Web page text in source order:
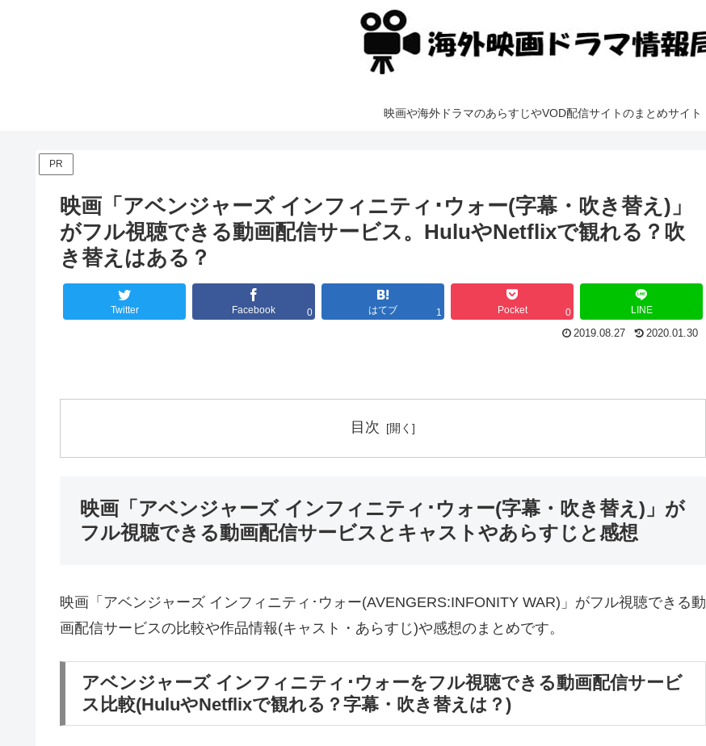
映画や海外ドラマのあらすじやVOD配信サイトのまとめサイト
PR
映画「アベンジャーズ インフィニティ･ウォー(字幕・吹き替え)」
がフル視聴できる動画配信サービス。HuluやNetflixで観れる？吹
き替えはある？
Twitter Facebook 0 はてブ 1 Pocket 0 LINE
2019.08.27 2020.01.30
目次
映画「アベンジャーズ インフィニティ･ウォー(字幕・吹き替え)」が
フル視聴できる動画配信サービスとキャストやあらすじと感想
映画「アベンジャーズ インフィニティ･ウォー(AVENGERS:INFONITY WAR)」がフル視聴できる動
画配信サービスの比較や作品情報(キャスト・あらすじ)や感想のまとめです。
アベンジャーズ インフィニティ･ウォーをフル視聴できる動画配信サービ
ス比較(HuluやNetflixで観れる？字幕・吹き替えは？)